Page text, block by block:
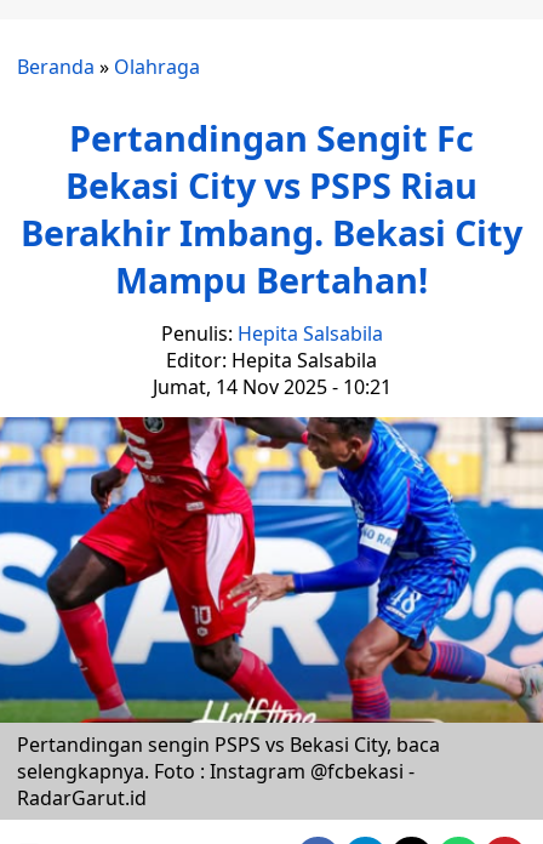
Beranda » Olahraga
Pertandingan Sengit Fc
Bekasi City vs PSPS Riau
Berakhir Imbang. Bekasi City
Mampu Bertahan!
Penulis: Hepita Salsabila
Editor: Hepita Salsabila
Jumat, 14 Nov 2025 - 10:21
Pertandingan sengin PSPS vs Bekasi City, baca
selengkapnya. Foto : Instagram @fcbekasi -
RadarGarut.id